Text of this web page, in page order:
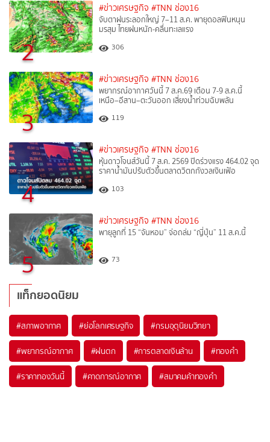
2
#ข่าวเศรษฐกิจ #TNN ช่อง16
จับตาฝนระลอกใหญ่ 7–11 ส.ค. พายุดอลฟินหนุน
มรสุม ไทยฝนหนัก-คลื่นทะเลแรง
306
3
#ข่าวเศรษฐกิจ #TNN ช่อง16
พยากรณ์อากาศวันนี้ 7 ส.ค.69 เตือน 7-9 ส.ค.นี้
เหนือ–อีสาน–ตะวันออก เสี่ยงน้ำท่วมฉับพลัน
119
4
#ข่าวเศรษฐกิจ #TNN ช่อง16
หุ้นดาวโจนส์วันนี้ 7 ส.ค. 2569 ปิดร่วงแรง 464.02 จุด
ราคาน้ำมันปรับตัวขึ้นตลาดวิตกกังวลเงินเฟ้อ
103
5
#ข่าวเศรษฐกิจ #TNN ช่อง16
พายุลูกที่ 15 “จันหอม” จ่อถล่ม “ญี่ปุ่น” 11 ส.ค.นี้
73
แท็กยอดนิยม
#สภาพอากาศ #ย่อโลกเศรษฐกิจ #กรมอุตุนิยมวิทยา
#พยากรณ์อากาศ #ฝนตก #การตลาดเงินล้าน #ทองคำ
#ราคาทองวันนี้ #คาดการณ์อากาศ #สมาคมค้าทองคำ